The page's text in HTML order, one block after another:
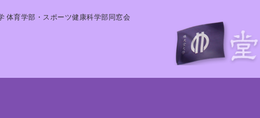
体育学部・スポーツ健康科学部同窓会